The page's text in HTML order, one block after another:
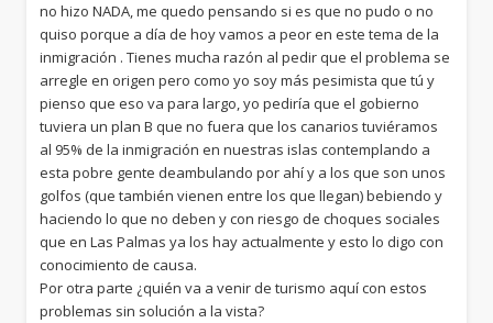
no hizo NADA, me quedo pensando si es que no pudo o no
quiso porque a día de hoy vamos a peor en este tema de la
inmigración . Tienes mucha razón al pedir que el problema se
arregle en origen pero como yo soy más pesimista que tú y
pienso que eso va para largo, yo pediría que el gobierno
tuviera un plan B que no fuera que los canarios tuviéramos
al 95% de la inmigración en nuestras islas contemplando a
esta pobre gente deambulando por ahí y a los que son unos
golfos (que también vienen entre los que llegan) bebiendo y
haciendo lo que no deben y con riesgo de choques sociales
que en Las Palmas ya los hay actualmente y esto lo digo con
conocimiento de causa.
Por otra parte ¿quién va a venir de turismo aquí con estos
problemas sin solución a la vista?